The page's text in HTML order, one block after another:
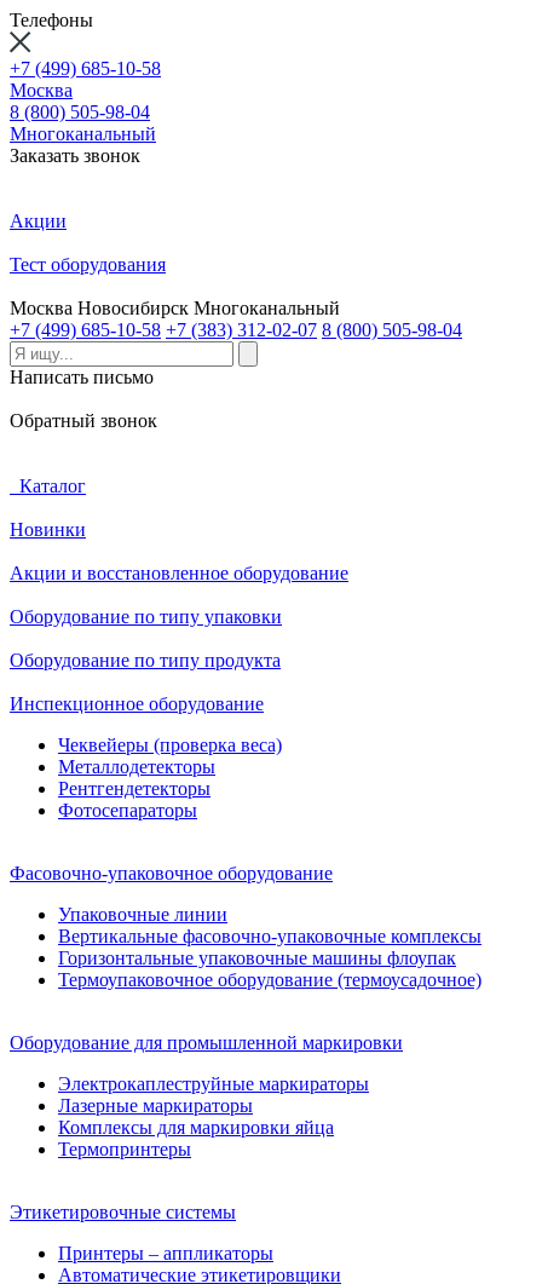
Телефоны
+7 (499) 685-10-58
Москва
8 (800) 505-98-04
Многоканальный
Заказать звонок
Акции
Тест оборудования
Москва Новосибирск Многоканальный
+7 (499) 685-10-58 +7 (383) 312-02-07 8 (800) 505-98-04
Написать письмо
Обратный звонок
Каталог
Новинки
Акции и восстановленное оборудование
Оборудование по типу упаковки
Оборудование по типу продукта
Инспекционное оборудование
Чеквейеры (проверка веса)
Металлодетекторы
Рентгендетекторы
Фотосепараторы
Фасовочно-упаковочное оборудование
Упаковочные линии
Вертикальные фасовочно-упаковочные комплексы
Горизонтальные упаковочные машины флоупак
Термоупаковочное оборудование (термоусадочное)
Оборудование для промышленной маркировки
Электрокаплеструйные маркираторы
Лазерные маркираторы
Комплексы для маркировки яйца
Термопринтеры
Этикетировочные системы
Принтеры – аппликаторы
Автоматические этикетировщики